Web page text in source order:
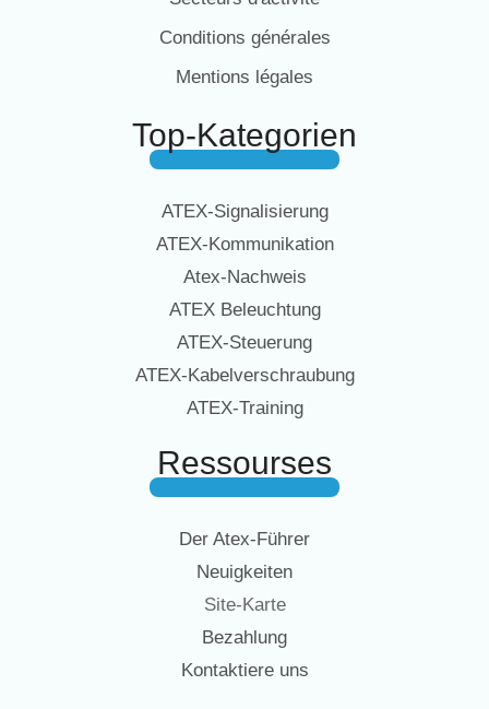
Conditions générales
Mentions légales
Top-Kategorien
ATEX-Signalisierung
ATEX-Kommunikation
Atex-Nachweis
ATEX Beleuchtung
ATEX-Steuerung
ATEX-Kabelverschraubung
ATEX-Training
Ressourses
Der Atex-Führer
Neuigkeiten
Site-Karte
Bezahlung
Kontaktiere uns